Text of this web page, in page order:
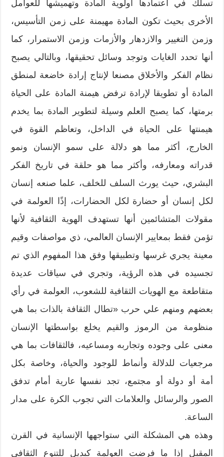
تسلك في اعتمادها أولوية المادة وتهميشها للعوامل
الأخرى بحيث تكون المادة مهيمنة على زمن التأسيس،
وزمن التغيير والازدهار والأزمات وزمن الاستمرار، كما
أنها تحدد الغايات وتوجد وسائل تحقيقها، وبالتالي يصبح
نظام الفكر والأخلاق مصنعا لإنتاج إرادة خاضعة لمنطق
المادة أو تطويقا لإرادة ترفض هيمنة المادة على الحياة
برمتها، كما يصبح العلم وسيلة لتطوير المادة بما يخدم
هيمنتها على الحياة في الداخل، وتعاظم القوة في
الخارج، أكثر مما هو دلالة على سمو الإنسان ونمو
قدراته ومعارفه، وأكثر مما هو حلقة في تاريخ الفكر
البشري، حيث يورث السلف للخلف، علما صنعه إنسان
لكل إنسان أو حضارة لكل الحضارات، إذًا العولمة في
مقولات المتشائمين أنها تستهدف الهوية الثقافية لأنها
تؤمن فقط بمعايير الإنسان العالمي، ذي مواصفات وقيم
معينة يجري غرسها وتطبيقها وفق هذا المفهوم الذي تم
تجسيده في هذه الرؤية، وتجري في سياقات عديدة
متقاطعة مع الهويات الثقافية للشعوب، العولمة في رأي
بعضهم ومنهم علي حرب «تطال الثقافة بالذات بما هي
منظومة من الرموز والقيم يخلع بواسطتها الإنسان
معنى على وجوده وتجاربه ومساعيه، فالثقافات بما هي
مرجعيات للدلالة وأنماط للوجود والحياة، وخاصة بكل
أمة أو دولة أو مجتمع، تجد نفسها عارية أمام تدفق
الصور والرسائل والعلامات التي تجوب الكرة على مدار
الساعة.
وهذه هي المشكلة التي ستواجهها الإنسانية في القرن
المقبل إذا ما فرضت العولمة كبديل للتنوع الثقافي